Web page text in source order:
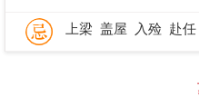
上梁 盖屋 入殓 赴任